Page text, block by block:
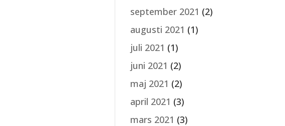
september 2021 (2)
augusti 2021 (1)
juli 2021 (1)
juni 2021 (2)
maj 2021 (2)
april 2021 (3)
mars 2021 (3)